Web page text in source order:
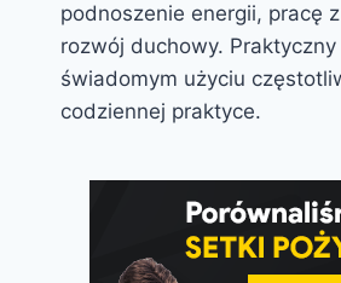
podnoszenie energii, pracę
rozwój duchowy.
świadomym użyciu
codziennej praktyce.